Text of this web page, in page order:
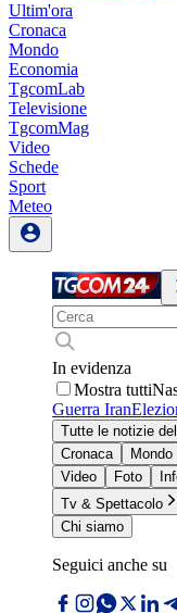
Ultim'ora
Cronaca
Mondo
Economia
TgcomLab
Televisione
TgcomMag
Video
Schede
Sport
Meteo
In evidenza
Mostra tutti
Guerra Iran
Tutte le notizie
Cronaca
Mondo
Video
Foto
Tv & Spettacolo
Chi siamo
Seguici anche su